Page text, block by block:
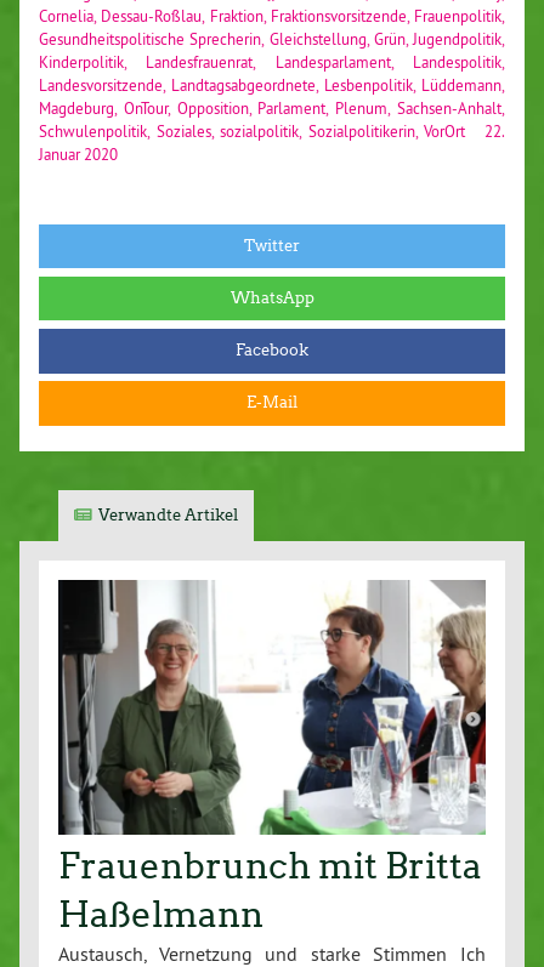
Cornelia Dessau-Roßlau Fraktion, Fraktionsvorsitzende Frauenpolitik
Gesundheitspolitische Sprecherin Gleichstellung Grün, Jugendpolitik
Kinderpolitik
Landesfrauenrat Landesparlament, Landespolitik
Landesvorsitzende Landtagsabgeordnete Lesbenpolitik Lüddemann
Magdeburg OnTour, Opposition, Parlament Plenum ,Sachsen-Anhalt
Schwulenpolitik Soziales,sozialpolitik Sozialpolitikerin,VorOrt
22.
Januar 2020
Twitter
WhatsApp
Facebook
E-Mail
Verwandte Artikel
Frauenbrunch mit Britta
Haßelmann
Austausch, Vernetzung und starke Stimmen Ich